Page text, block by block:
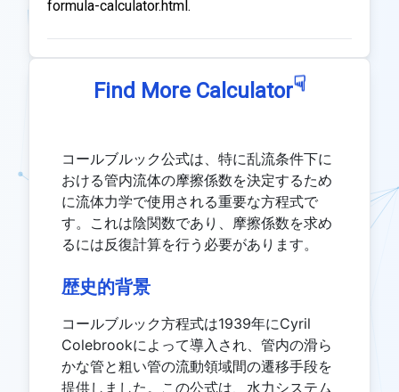
formula-calculator.html.
Find More Calculator☟
コールブルック公式は、特に乱流条件下に
おける管内流体の摩擦係数を決定するため
に流体力学で使用される重要な方程式で
す。これは陰関数であり、摩擦係数を求め
るには反復計算を行う必要があります。
歴史的背景
コールブルック方程式は1939年にCyril
Colebrookによって導入され、管内の滑ら
かな管と粗い管の流動領域間の遷移手段を
提供しました。この公式は、水力システム